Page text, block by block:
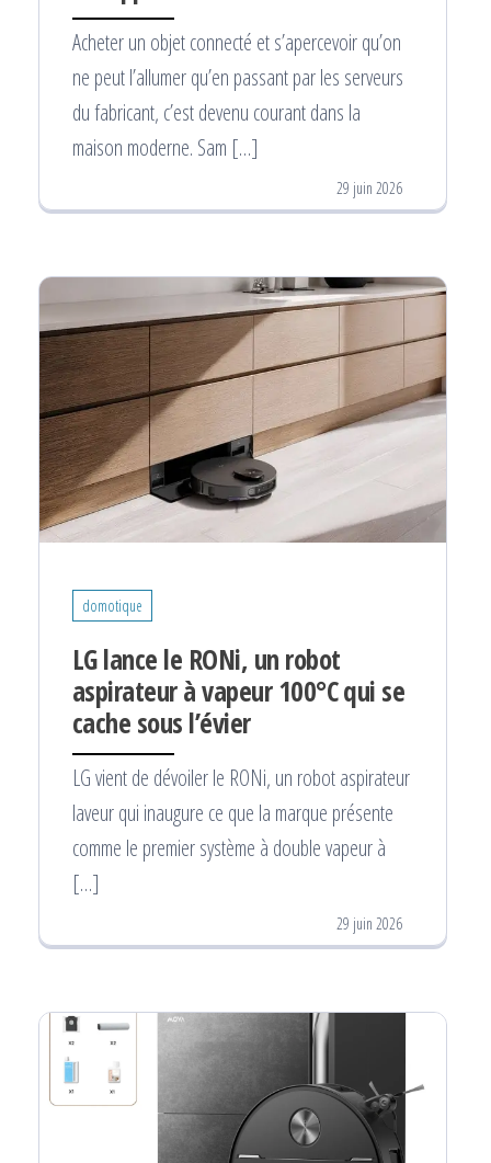
Acheter un objet connecté et s’apercevoir qu’on
ne peut l’allumer qu’en passant par les serveurs
du fabricant, c’est devenu courant dans la
maison moderne. Sam […]
29 juin 2026
domotique
LG lance le RONi, un robot
aspirateur à vapeur 100°C qui se
cache sous l’évier
LG vient de dévoiler le RONi, un robot aspirateur
laveur qui inaugure ce que la marque présente
comme le premier système à double vapeur à
[…]
29 juin 2026